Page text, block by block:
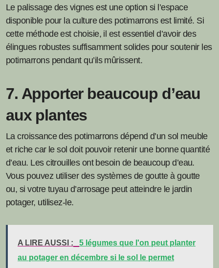
Le palissage des vignes est une option si l’espace
disponible pour la culture des potimarrons est limité. Si
cette méthode est choisie, il est essentiel d’avoir des
élingues robustes suffisamment solides pour soutenir les
potimarrons pendant qu’ils mûrissent.
7. Apporter beaucoup d’eau
aux plantes
La croissance des potimarrons dépend d’un sol meuble
et riche car le sol doit pouvoir retenir une bonne quantité
d’eau. Les citrouilles ont besoin de beaucoup d’eau.
Vous pouvez utiliser des systèmes de goutte à goutte
ou, si votre tuyau d’arrosage peut atteindre le jardin
potager, utilisez-le.
A LIRE AUSSI :
5 légumes que l'on peut planter
au potager en décembre si le sol le permet